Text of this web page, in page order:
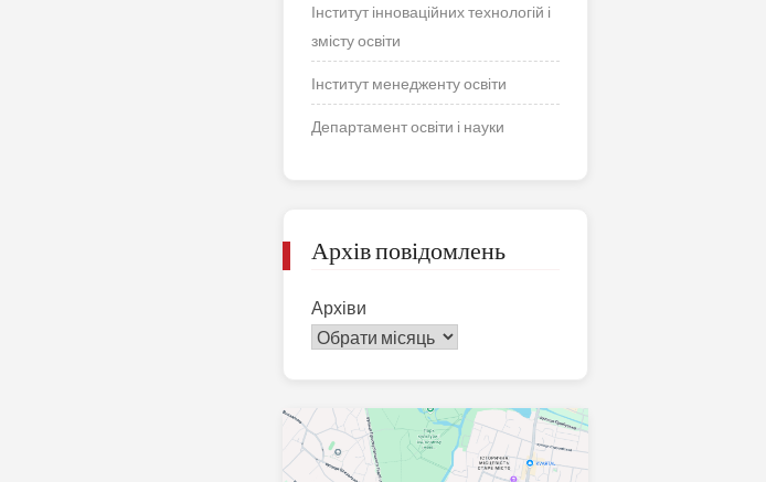
Інститут інноваційних технологій і
змісту освіти
Інститут менедженту освіти
Департамент освіти і науки
Архів повідомлень
Архіви